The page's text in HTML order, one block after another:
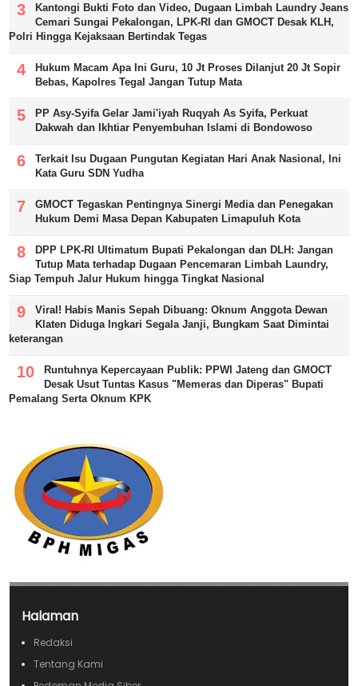
Kantongi Bukti Foto dan Video, Dugaan Limbah Laundry Jeans
Cemari Sungai Pekalongan, LPK-RI dan GMOCT Desak KLH,
Polri Hingga Kejaksaan Bertindak Tegas
Hukum Macam Apa Ini Guru, 10 Jt Proses Dilanjut 20 Jt Sopir
Bebas, Kapolres Tegal Jangan Tutup Mata
PP Asy-Syifa Gelar Jami'iyah Ruqyah As Syifa, Perkuat
Dakwah dan Ikhtiar Penyembuhan Islami di Bondowoso
Terkait Isu Dugaan Pungutan Kegiatan Hari Anak Nasional, Ini
Kata Guru SDN Yudha
GMOCT Tegaskan Pentingnya Sinergi Media dan Penegakan
Hukum Demi Masa Depan Kabupaten Limapuluh Kota
DPP LPK-RI Ultimatum Bupati Pekalongan dan DLH: Jangan
Tutup Mata terhadap Dugaan Pencemaran Limbah Laundry,
Siap Tempuh Jalur Hukum hingga Tingkat Nasional
Viral! Habis Manis Sepah Dibuang: Oknum Anggota Dewan
Klaten Diduga Ingkari Segala Janji, Bungkam Saat Dimintai
keterangan
Runtuhnya Kepercayaan Publik: PPWI Jateng dan GMOCT
Desak Usut Tuntas Kasus "Memeras dan Diperas" Bupati
Pemalang Serta Oknum KPK
Halaman
Redaksi
Tentang Kami